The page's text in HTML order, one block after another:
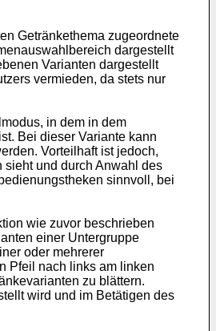
Getränkethema zugeordnete
dargestellt
Varianten dargestellt
vermieden, da stets nur
in dem in dem
Bei dieser Variante kann
Vorteilhaft ist jedoch,
und durch Anwahl des
sinnvoll, bei
wie zuvor beschrieben
einer Untergruppe
oder mehrerer
Pfeil nach links am linken
zu blättern.
wird und im Betätigen des